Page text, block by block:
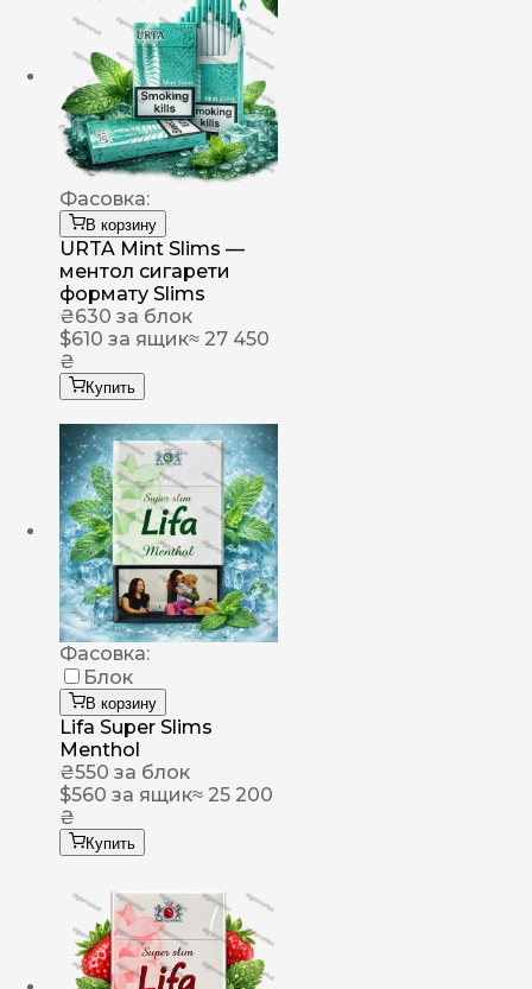
Фасовка:
В корзину
URTA Mint Slims —
ментол сигарети
формату Slims
₴630 за блок
$610 за ящик≈ 27 450
₴
Купить
Фасовка:
Блок
В корзину
Lifa Super Slims
Menthol
₴550 за блок
$560 за ящик≈ 25 200
₴
Купить